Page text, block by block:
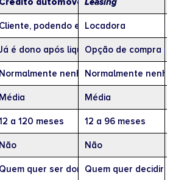
o contrato
Cliente, podendo existir reserva de
Locadora
é dono após liquidaçãoOpção de compra
Normalmente nenhumNormalmente
Média Média
a 120 meses 12 a 96 meses
Não Não
Quem quer ser dono desde o primeiro
Quem quer decidir